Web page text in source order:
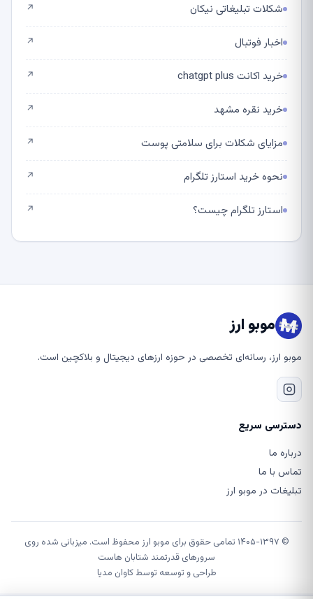
شکلات تبلیغاتی نیکان ↗
اخبار فوتبال ↗
خرید اکانت chatgpt plus ↗
خرید نقره مشهد ↗
مزایای شکلات برای سلامتی پوست ↗
نحوه خرید استارز تلگرام ↗
استارز تلگرام چیست؟ ↗
موبو ارز
موبو ارز، رسانه‌ای تخصصی در حوزه ارزهای دیجیتال و بلاکچین است.
دسترسی سریع
درباره ما
تماس با ما
تبلیغات در موبو ارز
© ۱۴۰۵-۱۳۹۷ تمامی حقوق برای موبو ارز محفوظ است. میزبانی شده روی
سرورهای قدرتمند شتابان هاست
طراحی و توسعه توسطکاوان مدیا